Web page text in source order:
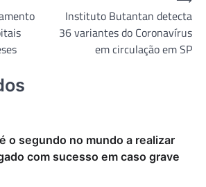
Instituto Butantan detecta
36 variantes do Coronavírus
em circulação em SP
o segundo no mundo a realizar
com sucesso em caso grave